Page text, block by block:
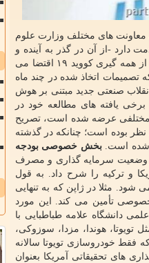
معاونت های مختلف وزارت علوم
دارد -از آن در گذر به آینده و
تحولات عرصه دیجیتال در آموزش عالی بهره ببریم. وی اظهار داشت: شرایط دنیای جدید خصوصا تحولات ناشی از همه گیری کووید ۱۹ اقتضا می
اتخاذ شده در چند ماه
صنعتی جدید مبتنی بر هوش
یافته های مطالعه خود در
مختلفی عرضه شده است، تصریح
بوده است؛ چنانکه در گذشته
شده است.بخش خصوصی بودجه
وضعیت سرمایه گذاری و مصرف
و ترکیه را شرح داد. به قول
مثلا در ژاپن که به تنهایی
۷۶ درصد بودجه پژوهشی را بخش خصوصی تأمین می کند. این مورد
دانشگاه علامه طباطبایی با
هوندا، مزدا، سوزوکی،
خودروسازی تویوتا سالانه
های تحقیقاتی آمریکا بعنوان